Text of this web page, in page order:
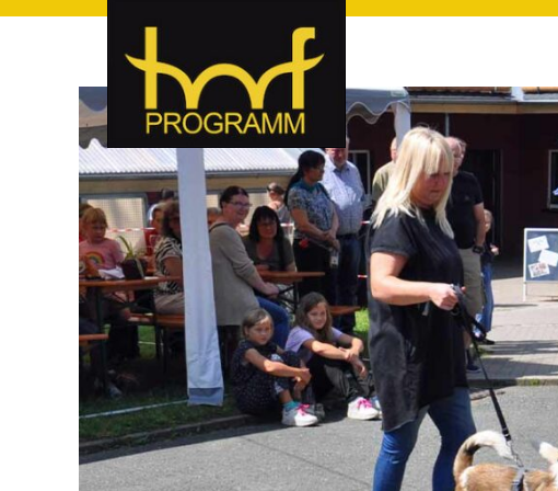
hof-programm – das
hof-programm – das Veranstaltungsportal für Hof und